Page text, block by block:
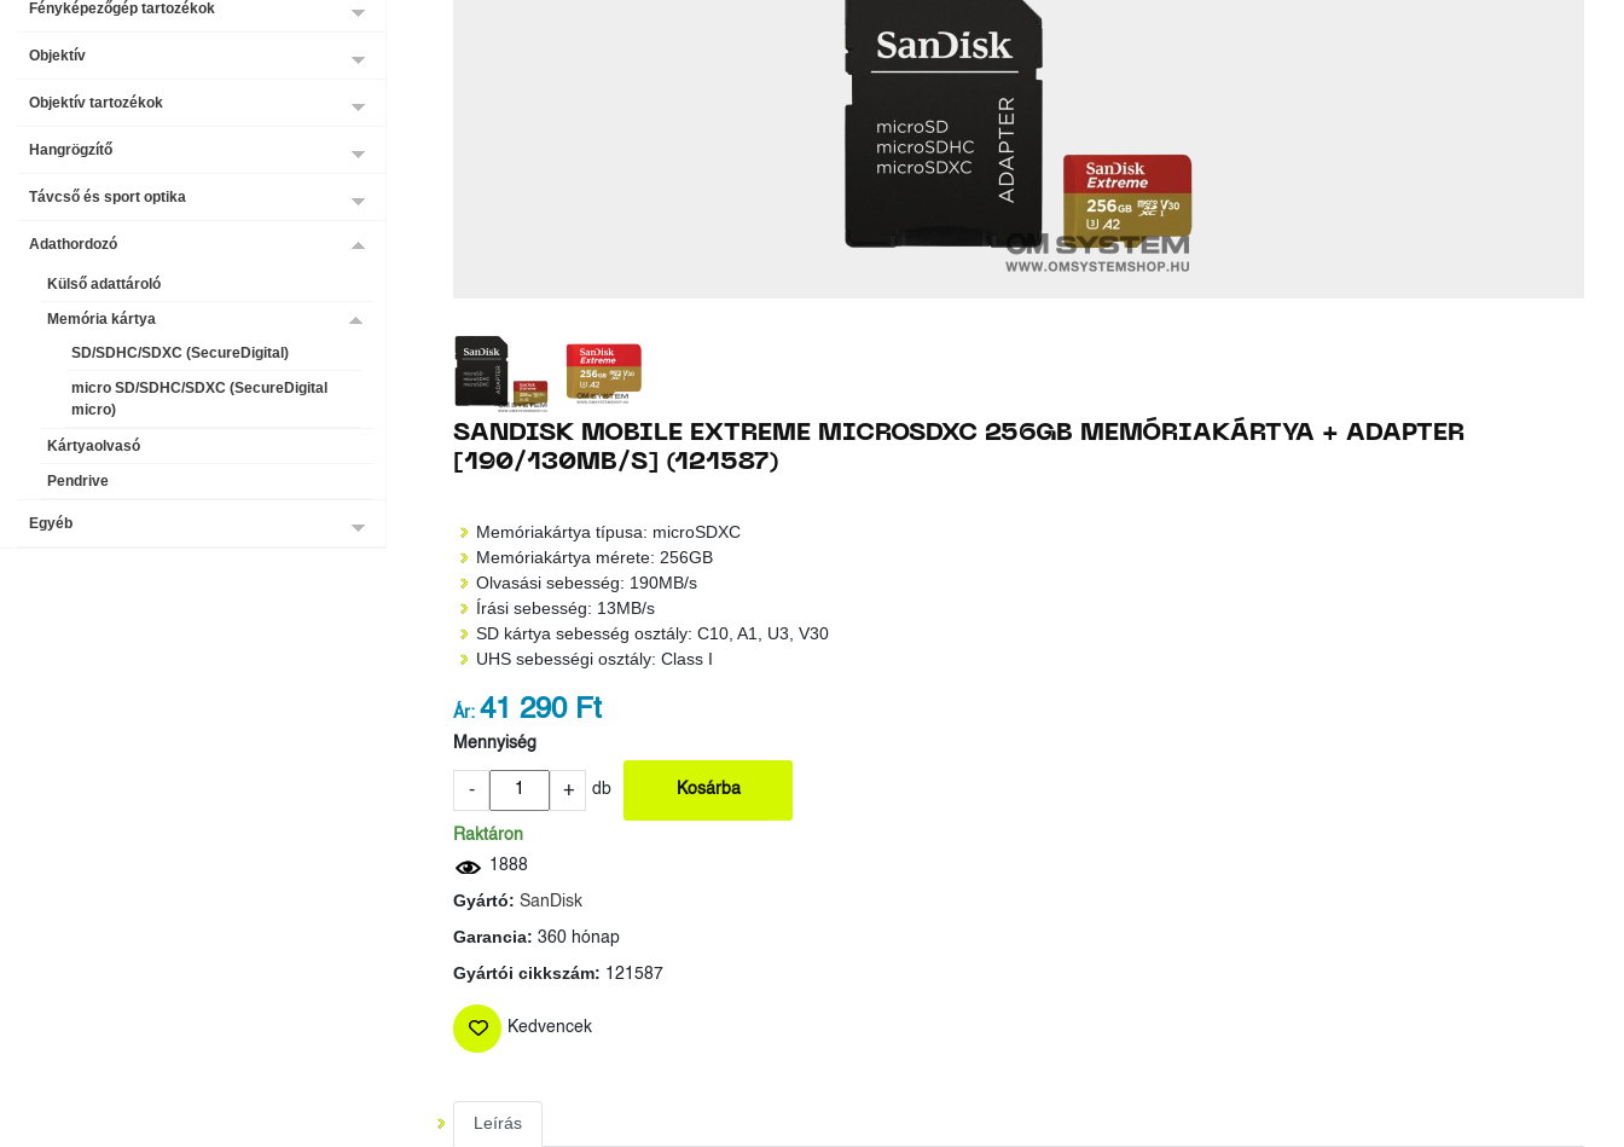
Fényképezőgép tartozékok
Objektív
Objektív tartozékok
Hangrögzítő
Távcső és sport optika
Adathordozó
Külső adattároló
Memória kártya
SD/SDHC/SDXC (SecureDigital)
micro SD/SDHC/SDXC (SecureDigital
micro)
Kártyaolvasó
Pendrive
Egyéb
SANDISK MOBILE EXTREME MICROSDXC 256GB MEMÓRIAKÁRTYA + ADAPTER
[190/130MB/S] (121587)
Memóriakártya típusa: microSDXC
Memóriakártya mérete: 256GB
Olvasási sebesség: 190MB/s
Írási sebesség: 13MB/s
SD kártya sebesség osztály: C10, A1, U3, V30
UHS sebességi osztály: Class I
Ár: 41 290 Ft
Mennyiség
- + db Kosárba
Raktáron
1888
Gyártó: SanDisk
Garancia: 360 hónap
Gyártói cikkszám: 121587
Kedvencek
Leírás